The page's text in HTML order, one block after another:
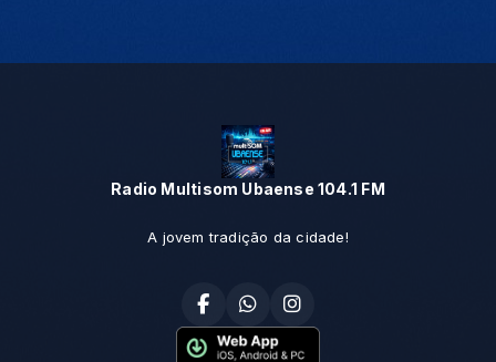
Radio Multisom Ubaense 104.1 FM
A jovem tradição da cidade!